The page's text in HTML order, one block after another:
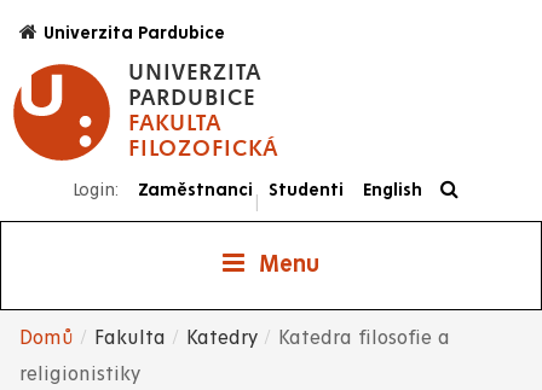
hlavnímu
obsahu
UNIVERZITA
PARDUBICE
FAKULTA
FILOZOFICKÁ
Univerzita Pardubice
Login: Zaměstnanci
|
Studenti English
Menu
Drobečková
Domů Fakulta Katedry
Katedra filosofie a
religionistiky